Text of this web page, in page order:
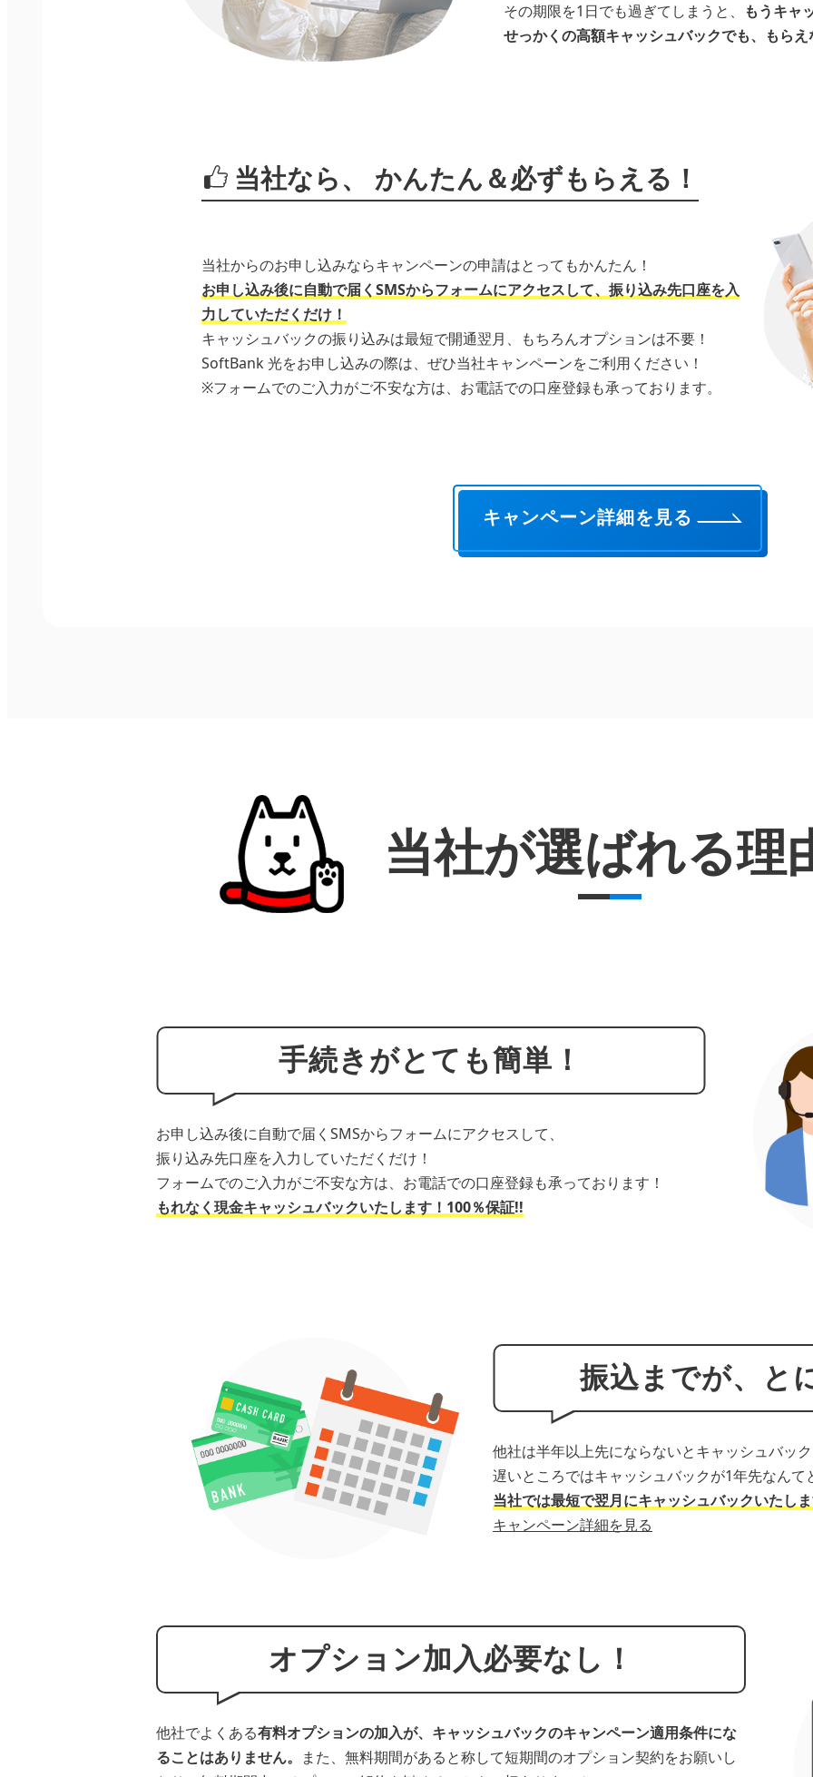
その期限を1日でも過ぎてしまうと、
もうキャ
せっかくの高額キャッシュバックでも、もら
当社なら、 かんたん＆必ずもらえる！
当社からのお申し込みならキャンペーンの申請はとってもかんたん！
お申し込み後に自動で届くSMSからフォームにアクセスして、振り込み先口座を入
力していただくだけ！
キャッシュバックの振り込みは最短で開通翌月、もちろんオプションは不要！
SoftBank 光をお申し込みの際は、ぜひ当社キャンペーンをご利用ください！
※フォームでのご入力がご不安な方は、お電話での口座登録も承っております。
キャンペーン詳細を見る
当社が選ばれる理
手続きがとても簡単！
お申し込み後に自動で届くSMSからフォームにアクセスして、
振り込み先口座を入力していただくだけ！
フォームでのご入力がご不安な方は、お電話での口座登録も承っております！
もれなく現金キャッシュバックいたします！100％保証!!
振込までが、と
他社は半年以上先にならないとキャッシュバッ
遅いところではキャッシュバックが1年先なんて
当社では最短で翌月にキャッシュバックいたし
キャンペーン詳細を見る
オプション加入必要なし！
他社でよくある有料オプションの加入が、キャッシュバックのキャンペーン適用条件にな
ることはありません。 また、無料期間があると称して短期間のオプション契約をお願いし